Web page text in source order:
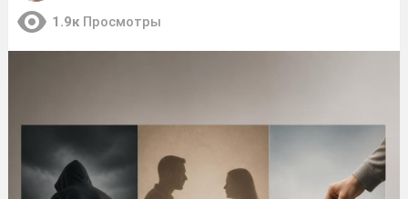
1.9к Просмотры